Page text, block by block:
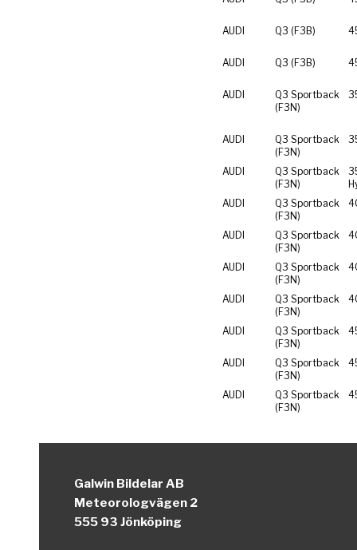
AUDI Q3 (F3B)
AUDI Q3 (F3B)
AUDI
Q3 Sportback
(F3N)
AUDI
Q3 Sportback
(F3N)
AUDI
Q3 Sportback
(F3N)
AUDI
Q3 Sportback
(F3N)
AUDI
Q3 Sportback
(F3N)
AUDI
Q3 Sportback
(F3N)
AUDI
Q3 Sportback
(F3N)
AUDI
Q3 Sportback
(F3N)
AUDI
Q3 Sportback
(F3N)
AUDI
Q3 Sportback
(F3N)
Galwin Bildelar AB
Meteorologvägen 2
555 93 Jönköping